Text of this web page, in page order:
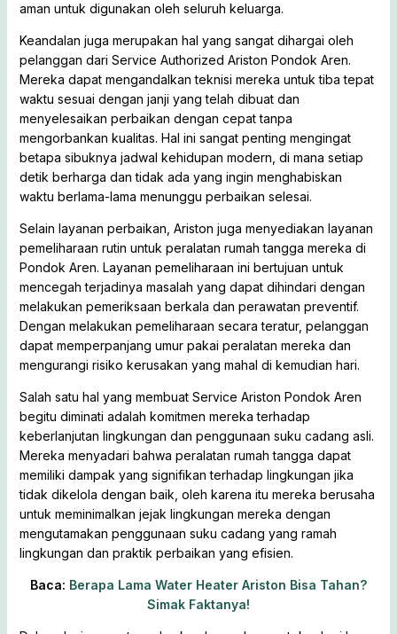
aman untuk digunakan oleh seluruh keluarga.
Keandalan juga merupakan hal yang sangat dihargai oleh
pelanggan dari Service Authorized Ariston Pondok Aren.
Mereka dapat mengandalkan teknisi mereka untuk tiba tepat
waktu sesuai dengan janji yang telah dibuat dan
menyelesaikan perbaikan dengan cepat tanpa
mengorbankan kualitas. Hal ini sangat penting mengingat
betapa sibuknya jadwal kehidupan modern, di mana setiap
detik berharga dan tidak ada yang ingin menghabiskan
waktu berlama-lama menunggu perbaikan selesai.
Selain layanan perbaikan, Ariston juga menyediakan layanan
pemeliharaan rutin untuk peralatan rumah tangga mereka di
Pondok Aren. Layanan pemeliharaan ini bertujuan untuk
mencegah terjadinya masalah yang dapat dihindari dengan
melakukan pemeriksaan berkala dan perawatan preventif.
Dengan melakukan pemeliharaan secara teratur, pelanggan
dapat memperpanjang umur pakai peralatan mereka dan
mengurangi risiko kerusakan yang mahal di kemudian hari.
Salah satu hal yang membuat Service Ariston Pondok Aren
begitu diminati adalah komitmen mereka terhadap
keberlanjutan lingkungan dan penggunaan suku cadang asli.
Mereka menyadari bahwa peralatan rumah tangga dapat
memiliki dampak yang signifikan terhadap lingkungan jika
tidak dikelola dengan baik, oleh karena itu mereka berusaha
untuk meminimalkan jejak lingkungan mereka dengan
mengutamakan penggunaan suku cadang yang ramah
lingkungan dan praktik perbaikan yang efisien.
Baca: Berapa Lama Water Heater Ariston Bisa Tahan?
Simak Faktanya!